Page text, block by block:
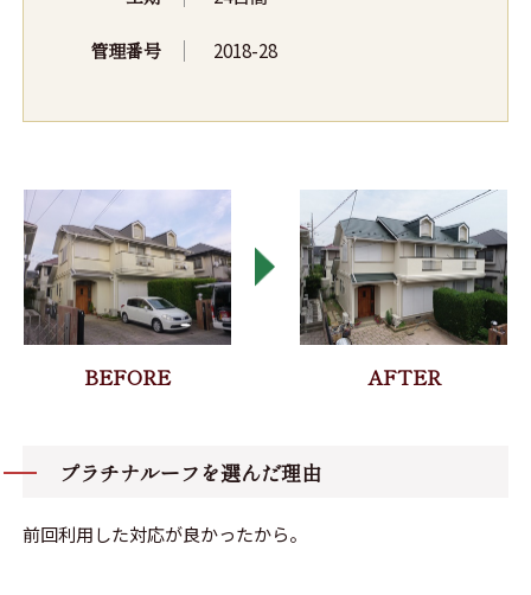
管理番号 2018-28
プラチナルーフを選んだ理由
前回利用した対応が良かったから。